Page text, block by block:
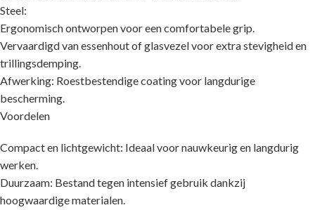
Steel:
Ergonomisch ontworpen voor een comfortabele grip.
Vervaardigd van essenhout of glasvezel voor extra stevigheid en
trillingsdemping.
Afwerking: Roestbestendige coating voor langdurige
bescherming.
Voordelen
Compact en lichtgewicht: Ideaal voor nauwkeurig en langdurig
werken.
Duurzaam: Bestand tegen intensief gebruik dankzij
hoogwaardige materialen.